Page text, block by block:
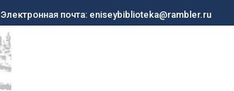
Электронная почта: eniseybiblioteka@rambler.ru
Электронная почта: eniseybiblioteka@rambler.ru
Электронный каталог